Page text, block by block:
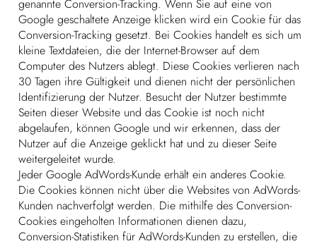
genannte Conversion-Tracking. Wenn Sie auf eine von
Google geschaltete Anzeige klicken wird ein Cookie für das
Conversion-Tracking gesetzt. Bei Cookies handelt es sich um
kleine Textdateien, die der Internet-Browser auf dem
Computer des Nutzers ablegt. Diese Cookies verlieren nach
30 Tagen ihre Gültigkeit und dienen nicht der persönlichen
Identifizierung der Nutzer. Besucht der Nutzer bestimmte
Seiten dieser Website und das Cookie ist noch nicht
abgelaufen, können Google und wir erkennen, dass der
Nutzer auf die Anzeige geklickt hat und zu dieser Seite
weitergeleitet wurde.
Jeder Google AdWords-Kunde erhält ein anderes Cookie.
Die Cookies können nicht über die Websites von AdWords-
Kunden nachverfolgt werden. Die mithilfe des Conversion-
Cookies eingeholten Informationen dienen dazu,
Conversion-Statistiken für AdWords-Kunden zu erstellen, die